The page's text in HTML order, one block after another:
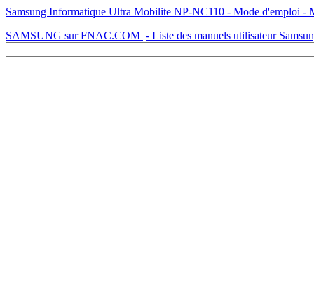
Samsung Informatique Ultra Mobilite NP-NC110 - Mode d'emploi -
SAMSUNG sur FNAC.COM - Liste des manuels utilisateur